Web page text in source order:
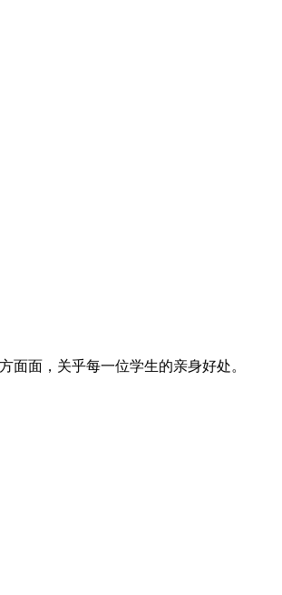
面，关乎每一位学生的亲身好处。